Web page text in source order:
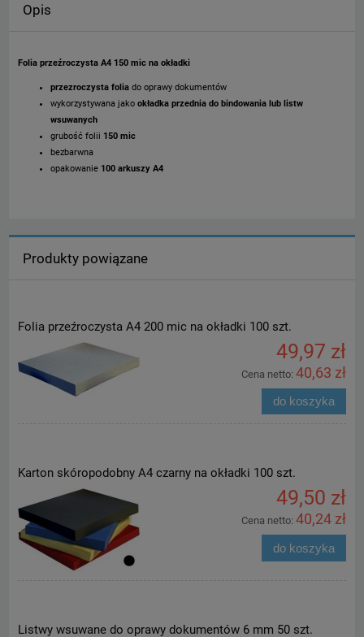
Opis
Folia przeźroczysta A4 150 mic na okładki
przezroczysta folia do oprawy dokumentów
wykorzystywana jako okładka przednia do bindowania lub listw
wsuwanych
grubość folii 150 mic
bezbarwna
opakowanie 100 arkuszy A4
Produkty powiązane
Folia przeźroczysta A4 200 mic na okładki 100 szt.
49,97 zł
Cena netto: 40,63 zł
do koszyka
Karton skóropodobny A4 czarny na okładki 100 szt.
49,50 zł
Cena netto: 40,24 zł
do koszyka
Listwy wsuwane do oprawy dokumentów 6 mm 50 szt.